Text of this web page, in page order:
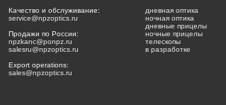
Качество и обслуживание:
service@npzoptics.ru
Продажи по России:
npzkanc@ponpz.ru
salesru@npzoptics.ru
Export operations:
sales@npzoptics.ru
дневная оптика
ночная оптика
дневные прицелы
ночные прицелы
телескопы
в разработке